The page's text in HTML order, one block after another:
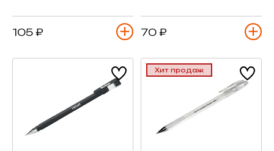
105 ₽ 70 ₽
Хит продаж